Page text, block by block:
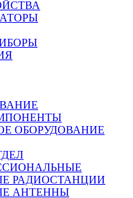
ОБОРУДОВАНИЕ
РАДИОСТАНЦИИ
АНТЕННЫ